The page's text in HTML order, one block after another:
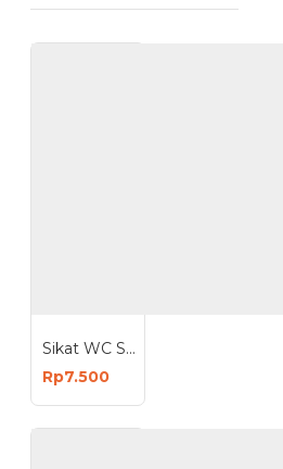
Sikat WC Serbaguna Baju Lantai
Rp7.500